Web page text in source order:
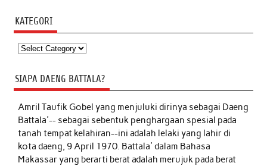
KATEGORI
Kategori
SIAPA DAENG BATTALA?
Amril Taufik Gobelyang menjuluki dirinya sebagai Daeng
Battala'-- sebagai sebentuk penghargaan spesial pada
tanah tempat kelahiran--ini adalah lelaki yang lahir di
kota daeng, 9 April 1970. Battala' dalam Bahasa
Makassar yang berarti berat adalah merujuk pada berat